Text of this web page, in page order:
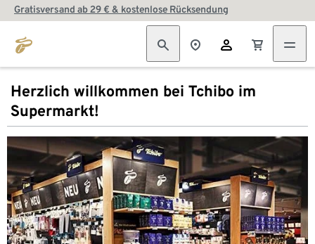
Gratisversand ab 29 € & kostenlose Rücksendung
Herzlich willkommen bei Tchibo im
Supermarkt!